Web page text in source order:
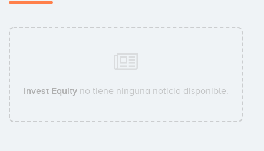
Invest Equityno tiene ninguna noticia disponible.